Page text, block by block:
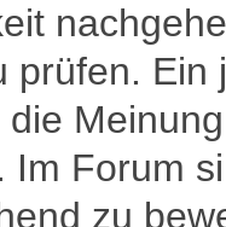
prüfen.
Im Forum
zu